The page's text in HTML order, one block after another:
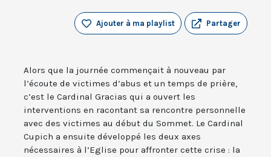
Partager
Ajouter à ma playlist
Alors que la journée commençait à nouveau par
l’écoute de victimes d’abus et un temps de prière,
c’est le Cardinal Gracias qui a ouvert les
interventions en racontant sa rencontre personnelle
avec des victimes au début du Sommet. Le Cardinal
Cupich a ensuite développé les deux axes
nécessaires à l’Eglise pour affronter cette crise : la